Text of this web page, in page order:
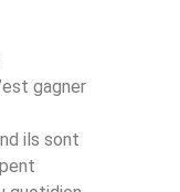
gagner
ils sont